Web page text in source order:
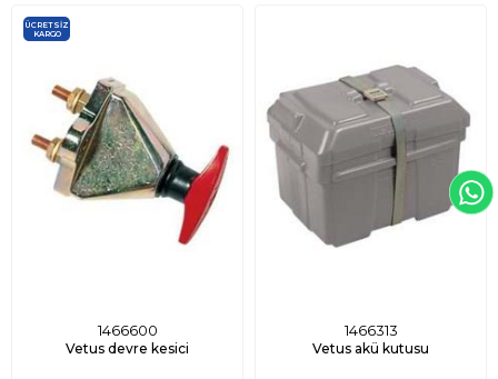
1466600
Vetus devre kesici
ÜCRETSIZ
KARGO
1466313
Vetus akü kutusu